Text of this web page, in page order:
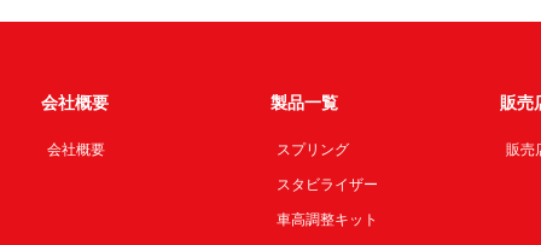
会社概要
会社概要
製品一覧
スプリング
スタビライザー
車高調整キット
販売
販売